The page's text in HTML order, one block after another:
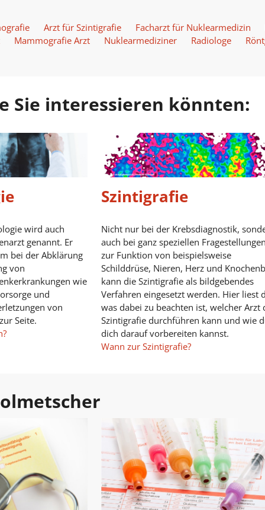
Arzt für Szintigrafie Facharzt für Nuklearmedizin
Mammografie Arzt Nuklearmediziner Radiologe
Sie interessieren könnten:
wird auch
genannt. Er
bei der Abklärung
von
wie
und
von
Seite.
Szintigrafie
Nicht nur bei der Krebsdiagnostik,
auch bei ganz speziellen Fragestellungen
zur Funktion von beispielsweise
Schilddrüse, Nieren, Herz und
kann die Szintigrafie als bildgebendes
Verfahren eingesetzt werden. Hier liest
was dabei zu beachten ist, welcher Arzt
Szintigrafie durchführen kann und wie
dich darauf vorbereiten kannst.
Wann zur Szintigrafie?